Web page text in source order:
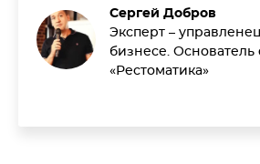
Сергей Добров
Эксперт –
бизнесе.
«Рестоматика»